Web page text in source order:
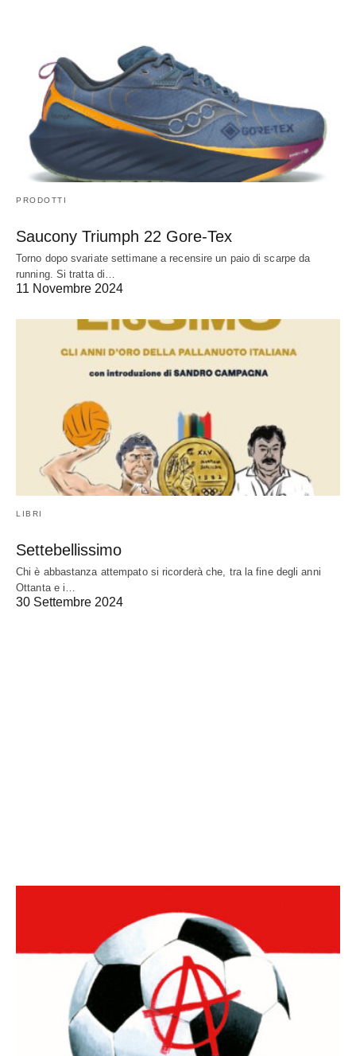
PRODOTTI
Saucony Triumph 22 Gore-Tex
Torno dopo svariate settimane a recensire un paio di scarpe da
running. Si tratta di…
11 Novembre 2024
LIBRI
Settebellissimo
Chi è abbastanza attempato si ricorderà che, tra la fine degli anni
Ottanta e i…
30 Settembre 2024